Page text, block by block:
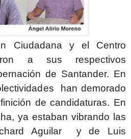
Ciudadana y el Centro
a sus respectivos
de Santander. En
han demorado
de candidaturas. En
ya estaban vibrando las
Aguilar y de Luis